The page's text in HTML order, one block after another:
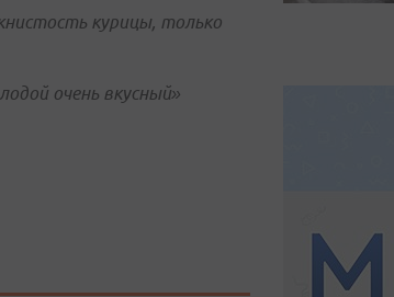
курицы, только
очень вкусный»